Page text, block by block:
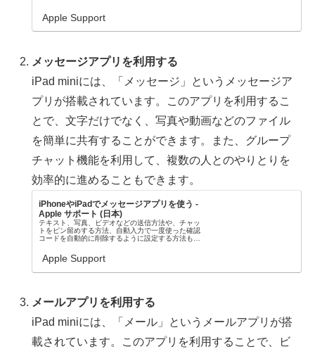
Apple Support
メッセージアプリを利用する
iPad miniには、「メッセージ」というメッセージア
プリが搭載されています。このアプリを利用するこ
とで、文字だけでなく、写真や動画などのファイル
を簡単に共有することができます。また、グループ
チャット機能を利用して、複数の人とのやりとりを
効率的に進めることもできます。
iPhoneやiPadでメッセージアプリを使う -
Apple サポート (日本)
テキスト、写真、ビデオなどの送信方法や、チャッ
トをピン留めする方法、自動入力で一度使った確認
コードを自動的に削除するように設定する方法もご
Apple Support
メールアプリを利用する
iPad miniには、「メール」というメールアプリが搭
載されています。このアプリを利用することで、ビ